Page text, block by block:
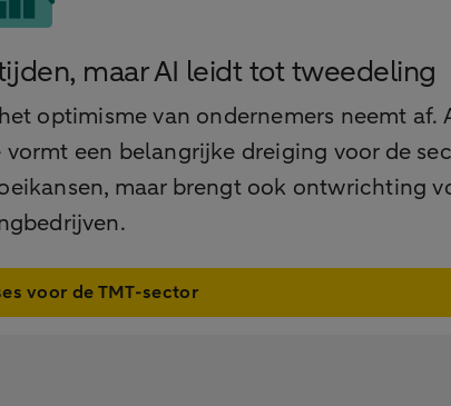
maar AI leidt tot tweedeling
optimisme van ondernemers neemt af.
een belangrijke dreiging voor de
maar brengt ook ontwrichting
voor de TMT-sector